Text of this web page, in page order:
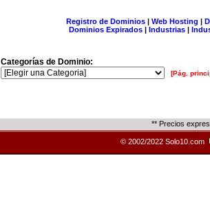
Registro de Dominios| Web Hosting |
Dominios Expirados | Industrias |
Categorías de Dominio:
[Pág.
** Precios
© 2002/2022 Solo10.com